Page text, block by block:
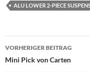
ALU LOWER 2-PIECE
VORHERIGER BEITRAG
Mini Pick von Carten